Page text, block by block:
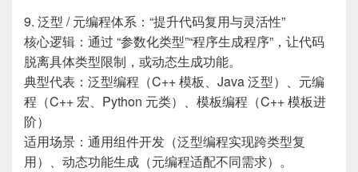
9. 泛型 / 元编程体系：“提升代码复用与灵活性”
核心逻辑：通过 “参数化类型”“程序生成程序”，让代码
脱离具体类型限制，或动态生成功能。
典型代表：泛型编程（C++ 模板、Java 泛型）、元编
程（C++ 宏、Python 元类）、模板编程（C++ 模板进
阶）
适用场景：通用组件开发（泛型编程实现跨类型复
用）、动态功能生成（元编程适配不同需求）。